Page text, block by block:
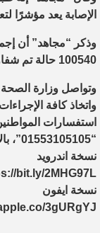
الإصابة يعد مؤشرًا
100540 حالة تم شفاؤها، و 6394 حالة وفاة.
وتواصل وزارة الصحة
واتخاذ كافة
“01553105105”، بالإضافة إلى تطبيق “صحة مصر” المتاح على الهواتف ويمكن تحميله من خلال الرابطين التاليين:
نسخة اندرويد
bit.ly/2MHG97L
نسخة ايفون
3gURgYJ